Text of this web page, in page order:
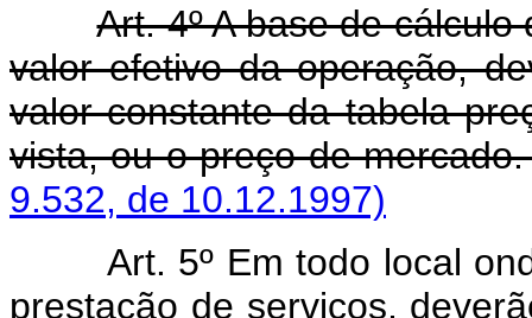
Art. 4º A base de
valor efetivo da operação,
valor constante da tabela
vista, ou o preço de
9.532, de 10.12.1997)
Art. 5º Em todo local
prestação de serviços,